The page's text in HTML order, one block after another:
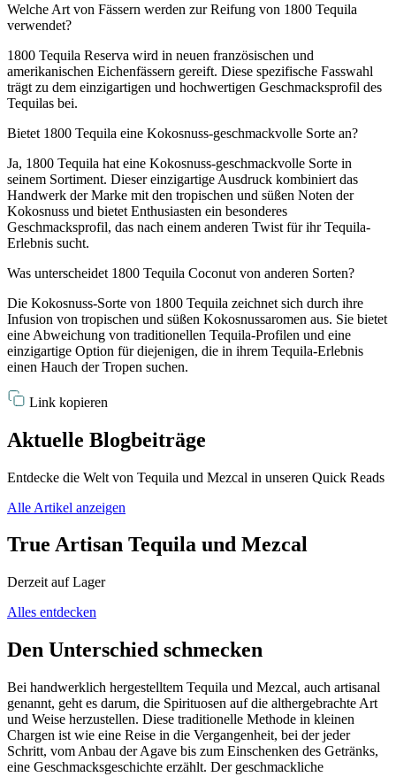
Welche Art von Fässern werden zur Reifung von 1800 Tequila
verwendet?
1800 Tequila Reserva wird in neuen französischen und
amerikanischen Eichenfässern gereift. Diese spezifische Fasswahl
trägt zu dem einzigartigen und hochwertigen Geschmacksprofil des
Tequilas bei.
Bietet 1800 Tequila eine Kokosnuss-geschmackvolle Sorte an?
Ja, 1800 Tequila hat eine Kokosnuss-geschmackvolle Sorte in
seinem Sortiment. Dieser einzigartige Ausdruck kombiniert das
Handwerk der Marke mit den tropischen und süßen Noten der
Kokosnuss und bietet Enthusiasten ein besonderes
Geschmacksprofil, das nach einem anderen Twist für ihr Tequila-
Erlebnis sucht.
Was unterscheidet 1800 Tequila Coconut von anderen Sorten?
Die Kokosnuss-Sorte von 1800 Tequila zeichnet sich durch ihre
Infusion von tropischen und süßen Kokosnussaromen aus. Sie bietet
eine Abweichung von traditionellen Tequila-Profilen und eine
einzigartige Option für diejenigen, die in ihrem Tequila-Erlebnis
einen Hauch der Tropen suchen.
Link kopieren
Aktuelle Blogbeiträge
Entdecke die Welt von Tequila und Mezcal in unseren Quick Reads
Alle Artikel anzeigen
True Artisan Tequila und Mezcal
Derzeit auf Lager
Alles entdecken
Den Unterschied schmecken
Bei handwerklich hergestelltem Tequila und Mezcal, auch artisanal
genannt, geht es darum, die Spirituosen auf die althergebrachte Art
und Weise herzustellen. Diese traditionelle Methode in kleinen
Chargen ist wie eine Reise in die Vergangenheit, bei der jeder
Schritt, vom Anbau der Agave bis zum Einschenken des Getränks,
eine Geschmacksgeschichte erzählt. Der geschmackliche